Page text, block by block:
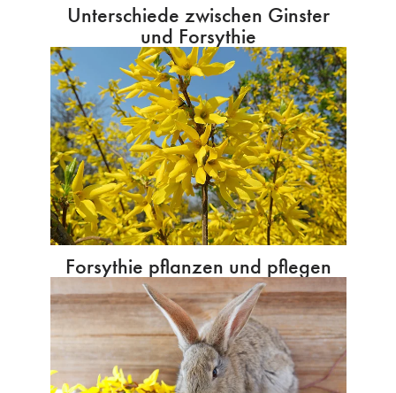
Unterschiede zwischen Ginster
und Forsythie
Forsythie pflanzen und pflegen